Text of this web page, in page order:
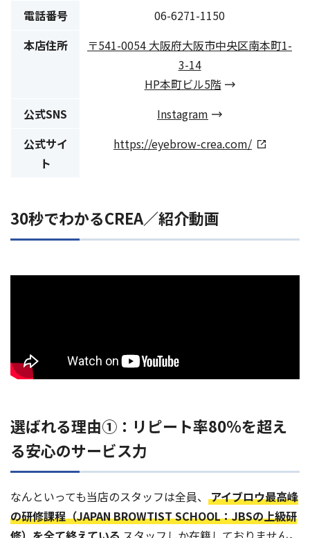
電話番号
06-6271-1150
本店住所
〒541-0054 大阪府大阪市中央区南本町1-
3-14
HP本町ビル5階
公式SNS
Instagram
公式サイ
ト
https://eyebrow-crea.com/
30秒でわかるCREA／紹介動画
選ばれる理由①：リピート率80%を超え
る安心のサービス力
なんといっても当店のスタッフは全員、 アイブロウ最高峰
の研修課程（JAPAN BROWTIST SCHOOL：JBSの上級研